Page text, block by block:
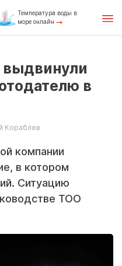
Температура воды в
море онлайн
выдвинули
в
Кораблев
компании
в котором
Ситуацию
ТОО